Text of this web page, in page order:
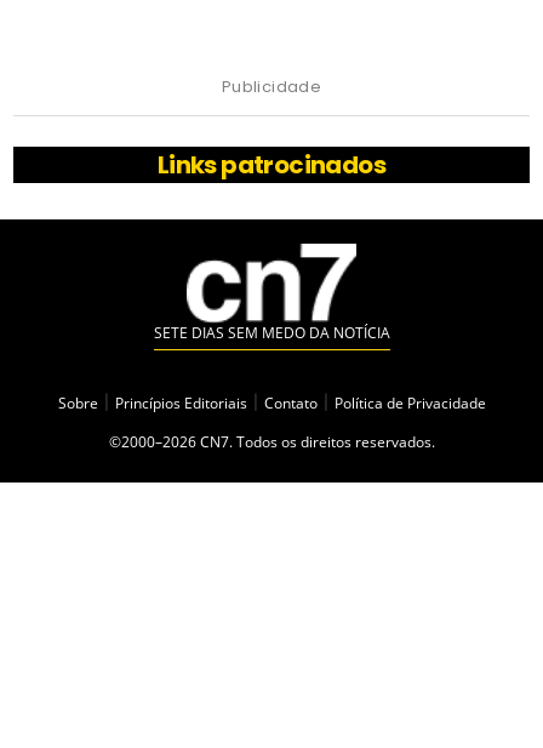
Publicidade
Links patrocinados
SETE DIAS SEM MEDO DA NOTÍCIA
Sobre Princípios Editoriais Contato
Política de Privacidade
©2000–2026 CN7. Todos os direitos reservados.